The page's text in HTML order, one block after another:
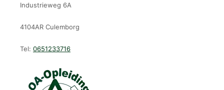
Industrieweg 6A
4104AR Culemborg
Tel: 0651233716